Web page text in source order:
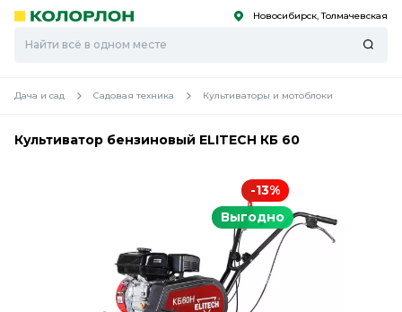
Скоро
Скоро Новосибирск, Толмачевская
Дача и сад Садовая техника Культиваторы и мотоблоки
Культиватор бензиновый ELITECH КБ 60
-13%
Выгодно